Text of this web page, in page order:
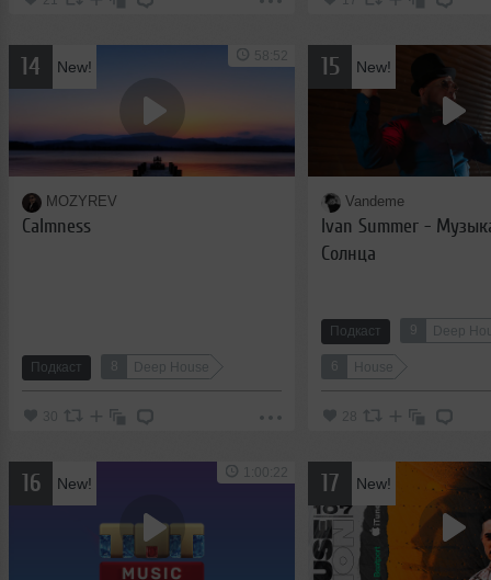
14 New!
MOZYREV
Calmness
Подкаст 8 Deep House
30
58:52 15 New!
Vandeme
Ivan Summer -
Солнца
Подкаст 9 Deep
6 House
28
16 New!
1:00:22 17 New!